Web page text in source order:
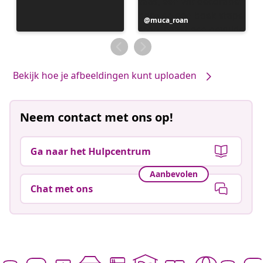
Bericht
gepubliceerd
door
muca_roan
Bekijk hoe je afbeeldingen kunt uploaden
Neem contact met ons op!
Ga naar het Hulpcentrum
Aanbevolen
Chat met ons